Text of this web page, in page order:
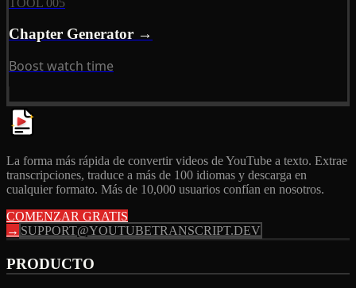
Chapter Generator →
Boost watch time
La forma más rápida de convertir videos de YouTube a texto. Extrae
transcripciones, traduce a más de 100 idiomas y descarga en
cualquier formato. Más de 10,000 usuarios confían en nosotros.
COMENZAR GRATIS
→ SUPPORT@YOUTUBETRANSCRIPT.DEV
PRODUCTO